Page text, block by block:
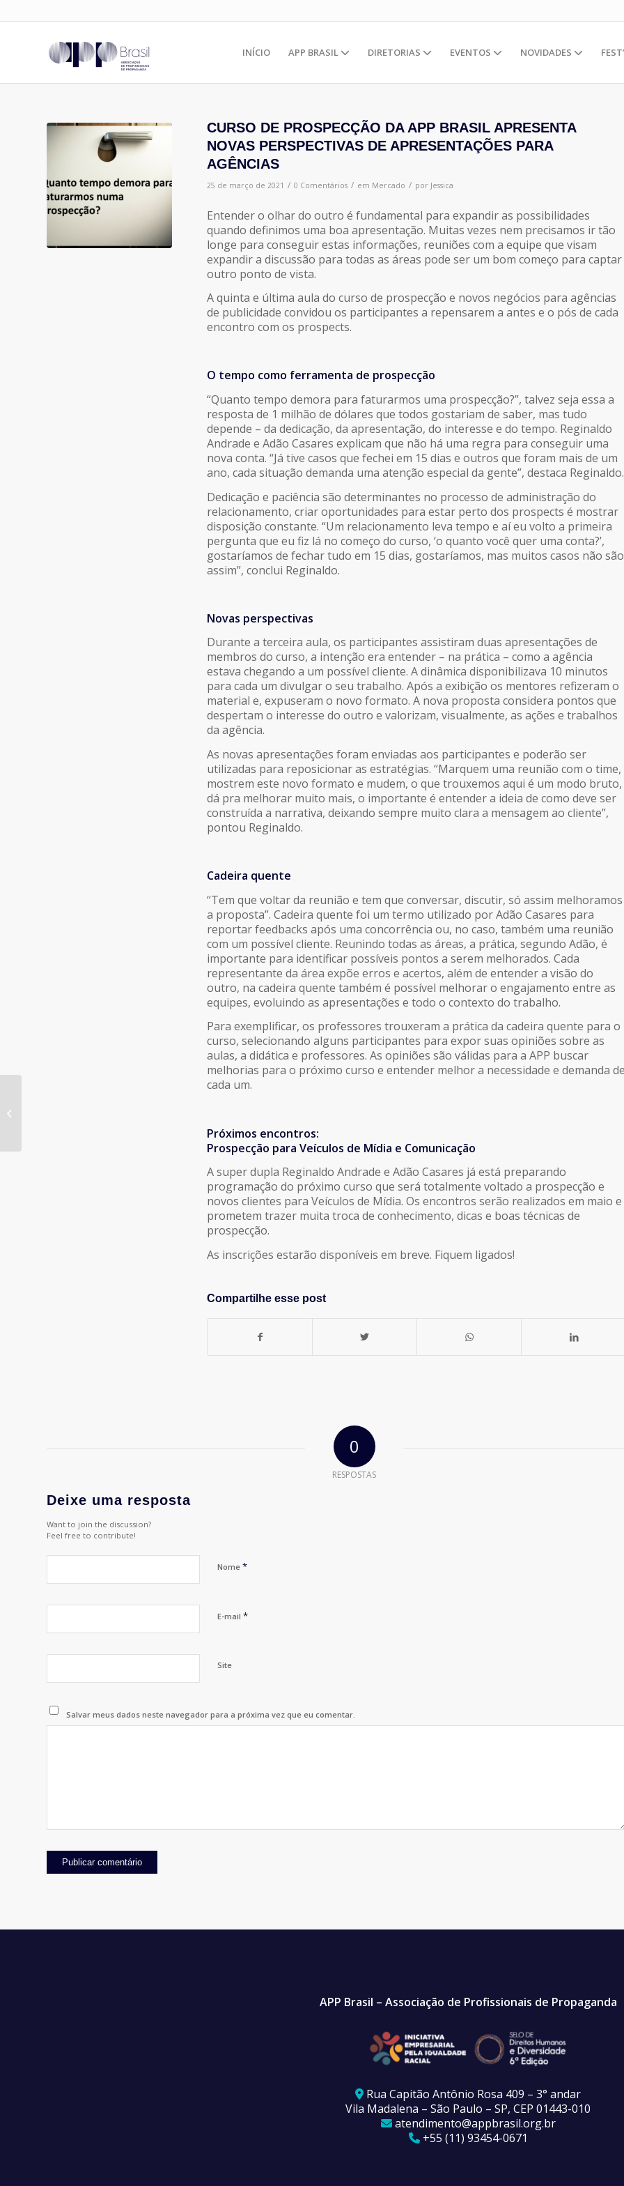
INÍCIO APP BRASIL DIRETORIAS EVENTOS NOVIDADES
CURSO DE PROSPECÇÃO DA APP BRASIL APRESENTA
NOVAS PERSPECTIVAS DE APRESENTAÇÕES PARA
AGÊNCIAS
25 de março de 2021 / 0 Comentários / em Mercado / por Jessica
Entender o olhar do outro é fundamental para expandir as possibilidades
quando definimos uma boa apresentação. Muitas vezes nem precisamos ir tão
longe para conseguir estas informações, reuniões com a equipe que visam
expandir a discussão para todas as áreas pode ser um bom começo para captar
outro ponto de vista.
A quinta e última aula do curso de prospecção e novos negócios para agências
de publicidade convidou os participantes a repensarem a antes e o pós de cada
encontro com os prospects.
O tempo como ferramenta de prospecção
“Quanto tempo demora para faturarmos uma prospecção?”, talvez seja essa a
resposta de 1 milhão de dólares que todos gostariam de saber, mas tudo
depende – da dedicação, da apresentação, do interesse e do tempo. Reginaldo
Andrade e Adão Casares explicam que não há uma regra para conseguir uma
nova conta. “Já tive casos que fechei em 15 dias e outros que foram mais de um
ano, cada situação demanda uma atenção especial da gente”, destaca Reginaldo.
Dedicação e paciência são determinantes no processo de administração do
relacionamento, criar oportunidades para estar perto dos prospects é mostrar
disposição constante. “Um relacionamento leva tempo e aí eu volto a primeira
pergunta que eu fiz lá no começo do curso, ‘o quanto você quer uma conta?’,
gostaríamos de fechar tudo em 15 dias, gostaríamos, mas muitos casos não são
assim”, conclui Reginaldo.
Novas perspectivas
Durante a terceira aula, os participantes assistiram duas apresentações de
membros do curso, a intenção era entender – na prática – como a agência
estava chegando a um possível cliente. A dinâmica disponibilizava 10 minutos
para cada um divulgar o seu trabalho. Após a exibição os mentores refizeram o
material e, expuseram o novo formato. A nova proposta considera pontos que
despertam o interesse do outro e valorizam, visualmente, as ações e trabalhos
da agência.
As novas apresentações foram enviadas aos participantes e poderão ser
utilizadas para reposicionar as estratégias. “Marquem uma reunião com o time,
mostrem este novo formato e mudem, o que trouxemos aqui é um modo bruto,
dá pra melhorar muito mais, o importante é entender a ideia de como deve ser
construída a narrativa, deixando sempre muito clara a mensagem ao cliente”,
pontou Reginaldo.
Cadeira quente
“Tem que voltar da reunião e tem que conversar, discutir, só assim melhoramos
a proposta”. Cadeira quente foi um termo utilizado por Adão Casares para
reportar feedbacks após uma concorrência ou, no caso, também uma reunião
com um possível cliente. Reunindo todas as áreas, a prática, segundo Adão, é
importante para identificar possíveis pontos a serem melhorados. Cada
representante da área expõe erros e acertos, além de entender a visão do
outro, na cadeira quente também é possível melhorar o engajamento entre as
equipes, evoluindo as apresentações e todo o contexto do trabalho.
Para exemplificar, os professores trouxeram a prática da cadeira quente para o
curso, selecionando alguns participantes para expor suas opiniões sobre as
aulas, a didática e professores. As opiniões são válidas para a APP buscar
melhorias para o próximo curso e entender melhor a necessidade e demanda
cada um.
Próximos encontros:
Prospecção para Veículos de Mídia e Comunicação
A super dupla Reginaldo Andrade e Adão Casares já está preparando
programação do próximo curso que será totalmente voltado a prospecção e
novos clientes para Veículos de Mídia. Os encontros serão realizados em maio e
prometem trazer muita troca de conhecimento, dicas e boas técnicas de
prospecção.
As inscrições estarão disponíveis em breve. Fiquem ligados!
Compartilhe esse post
0
RESPOSTAS
Deixe uma resposta
Want to join the discussion?
Feel free to contribute!
Nome *
E-mail *
Site
Salvar meus dados neste navegador para a próxima vez que eu comentar.
APP Brasil – Associação de Profissionais de Propaganda
Rua Capitão Antônio Rosa 409 – 3° andar
Vila Madalena – São Paulo – SP, CEP 01443-010
atendimento@appbrasil.org.br
+55 (11) 93454-0671